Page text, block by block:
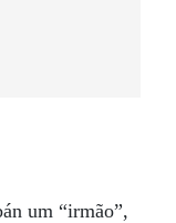
um “irmão”,